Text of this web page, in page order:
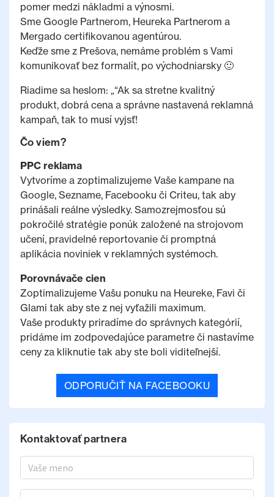
pomer medzi nákladmi a výnosmi.
Sme Google Partnerom, Heureka Partnerom a
Mergado certifikovanou agentúrou.
Keďže sme z Prešova, nemáme problém s Vami
komunikovať bez formalít, po východniarsky 🙂
Riadime sa heslom: „“Ak sa stretne kvalitný
produkt, dobrá cena a správne nastavená reklamná
kampaň, tak to musí vyjsť!
Čo viem?
PPC reklama
Vytvoríme a zoptimalizujeme Vaše kampane na
Google, Sezname, Facebooku či Criteu, tak aby
prinášali reálne výsledky. Samozrejmosťou sú
pokročilé stratégie ponúk založené na strojovom
učení, pravidelné reportovanie či promptná
aplikácia noviniek v reklamných systémoch.
Porovnávače cien
Zoptimalizujeme Vašu ponuku na Heureke, Favi či
Glami tak aby ste z nej vyťažili maximum.
Vaše produkty priradíme do správnych kategórií,
pridáme im zodpovedajúce parametre či nastavíme
ceny za kliknutie tak aby ste boli viditeľnejší.
ODPORUČIŤ NA FACEBOOKU
Kontaktovať partnera
Meno a priezvisko